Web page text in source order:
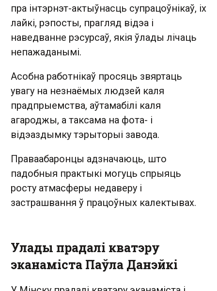
пра інтэрнэт-актыўнасць супрацоўнікаў, іх
лайкі, рэпосты, прагляд відэа і
наведванне рэсурсаў, якія ўлады лічаць
непажаданымі.
Асобна работнікаў просяць звяртаць
увагу на незнаёмых людзей каля
прадпрыемства, аўтамабілі каля
агароджы, а таксама на фота- і
відэаздымку тэрыторыі завода.
Праваабаронцы адзначаюць, што
падобныя практыкі могуць спрыяць
росту атмасферы недаверу і
застрашвання ў працоўных калектывах.
Улады прадалі кватэру
эканаміста Паўла Данэйкі